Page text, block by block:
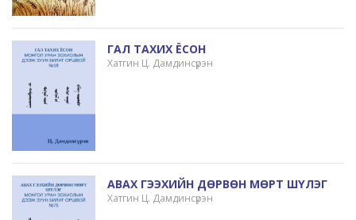
ГАЛ ТАХИХ ЁСОН
Хатгин Ц. Дамдинсүрэн
АВАХ ГЭЭХИЙН ДӨРВӨН МӨРТ ШҮЛЭГ
Хатгин Ц. Дамдинсүрэн